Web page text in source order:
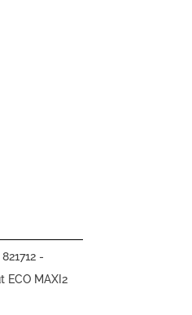
821712 -
ECO MAXI2